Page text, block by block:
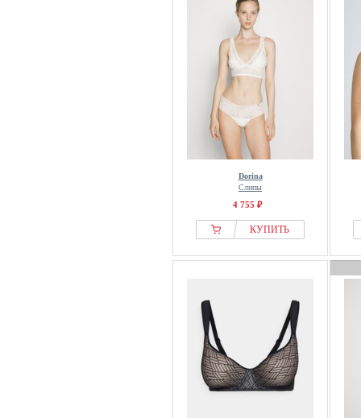
Dorina
Слипы
4 755 ₽
КУПИТЬ